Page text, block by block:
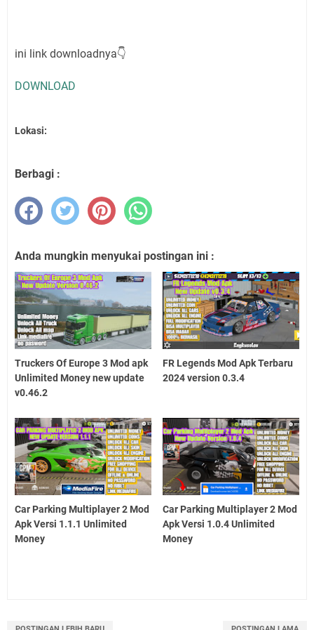
ini link downloadnya👇
DOWNLOAD
Lokasi:
Berbagi :
Anda mungkin menyukai postingan ini :
Truckers Of Europe 3 Mod apk
Unlimited Money new update
v0.46.2
FR Legends Mod Apk Terbaru
2024 version 0.3.4
Car Parking Multiplayer 2 Mod
Apk Versi 1.1.1 Unlimited
Money
Car Parking Multiplayer 2 Mod
Apk Versi 1.0.4 Unlimited
Money